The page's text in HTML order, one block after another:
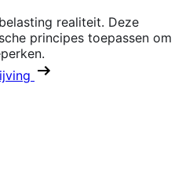
realiteit. Deze
principes toepassen om